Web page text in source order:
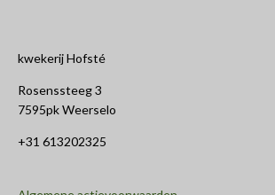
kwekerij Hofsté
Rosenssteeg 3
7595pk Weerselo
+31 613202325